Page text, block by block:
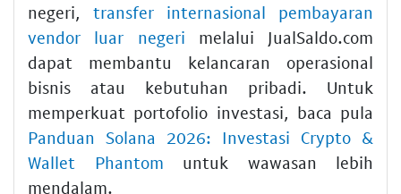
negeri, transfer internasional pembayaran
vendor luar negeri melalui JualSaldo.com
dapat membantu kelancaran operasional
bisnis atau kebutuhan pribadi. Untuk
memperkuat portofolio investasi, baca pula
Panduan Solana 2026: Investasi Crypto &
Wallet Phantom untuk wawasan lebih
mendalam.